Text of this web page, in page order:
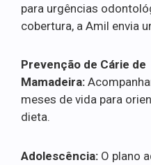
para urgências
cobertura, a Amil envia
Prevenção de Cárie de
Mamadeira:
meses de vida para
dieta.
Adolescência: O plano